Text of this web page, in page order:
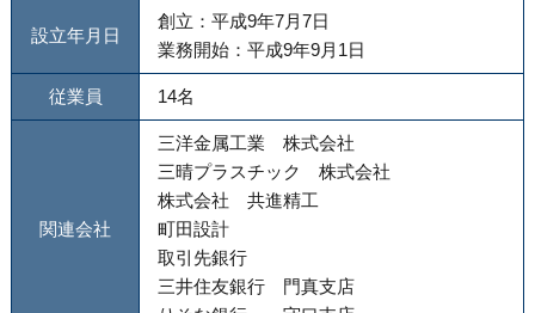
設立年月日
創立：平成9年7月7日
業務開始：平成9年9月1日
従業員 14名
関連会社
三洋金属工業 株式会社
三晴プラスチック 株式会社
株式会社 共進精工
町田設計
取引先銀行
三井住友銀行 門真支店